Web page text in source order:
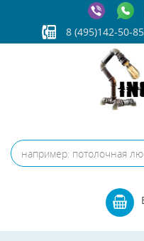
8 (495)142-50-85